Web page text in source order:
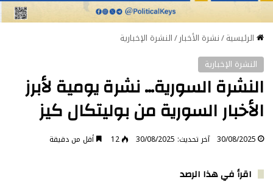
الرئيسية/نشرة الأخبار/النشرة الإخبارية
النشرة الإخبارية
النشرة السورية… نشرة يومية لأبرز
الأخبار السورية من بوليتكال كيز
30/08/2025 آخر تحديث: 30/08/2025 12 أقل من دقيقة
اقرأ في هذا الرصد